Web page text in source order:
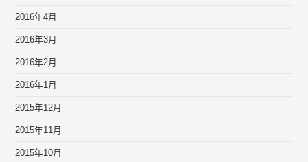
2016年4月
2016年3月
2016年2月
2016年1月
2015年12月
2015年11月
2015年10月